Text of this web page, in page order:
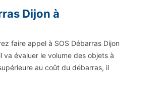
Dijon à
faire appel à SOS Débarras Dijon
va évaluer le volume des objets à
au coût du débarras, il